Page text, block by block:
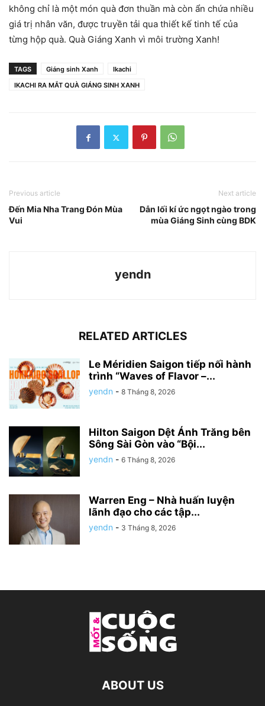
không chỉ là một món quà đơn thuần mà còn ẩn chứa nhiều
giá trị nhân văn, được truyền tải qua thiết kế tinh tế của
từng hộp quà. Quà Giáng Xanh vì môi trường Xanh!
TAGS Giáng sinh Xanh
Ikachi
IKACHI RA MẮT QUÀ GIÁNG SINH XANH
Previous article
Đến Mia Nha Trang Đón Mùa
Vui
Next article
Dẫn lối kí ức ngọt ngào trong
mùa Giáng Sinh cùng BDK
yendn
RELATED ARTICLES
Le Méridien Saigon tiếp nối hành
trình “Waves of Flavor –...
yendn - 8 Tháng 8, 2026
Hilton Saigon Dệt Ánh Trăng bên
Sông Sài Gòn vào “Bội...
yendn - 6 Tháng 8, 2026
Warren Eng – Nhà huấn luyện
lãnh đạo cho các tập...
yendn - 3 Tháng 8, 2026
ABOUT US